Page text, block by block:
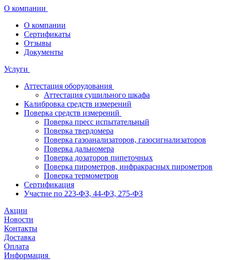
О компании
О компании
Сертификаты
Отзывы
Документы
Услуги
Аттестация оборудования
Аттестация сушильного шкафа
Калибровка средств измерений
Поверка средств измерений
Поверка пресс испытательный
Поверка твердомера
Поверка газоанализаторов, газосигнализаторов
Поверка дальномера
Поверка дозаторов пипеточных
Поверка пирометров, инфракрасных пирометров
Поверка термометров
Сертификация
Участие по 223-ФЗ, 44-ФЗ, 275-ФЗ
Акции
Новости
Контакты
Доставка
Оплата
Информация